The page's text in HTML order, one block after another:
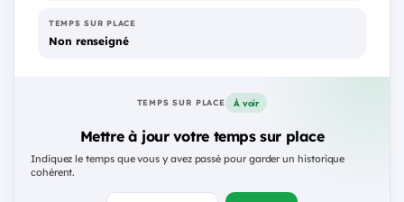
TEMPS SUR PLACE
Non renseigné
TEMPS SUR PLACE À voir
Mettre à jour votre temps sur place
Indiquez le temps que vous y avez passé pour garder un historique
cohérent.